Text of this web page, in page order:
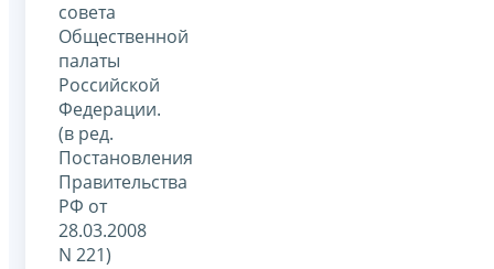
совета
Общественной
палаты
Российской
Федерации.
(в ред.
Постановления
Правительства
РФ от
28.03.2008
N 221)